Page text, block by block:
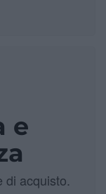
e
di acquisto.